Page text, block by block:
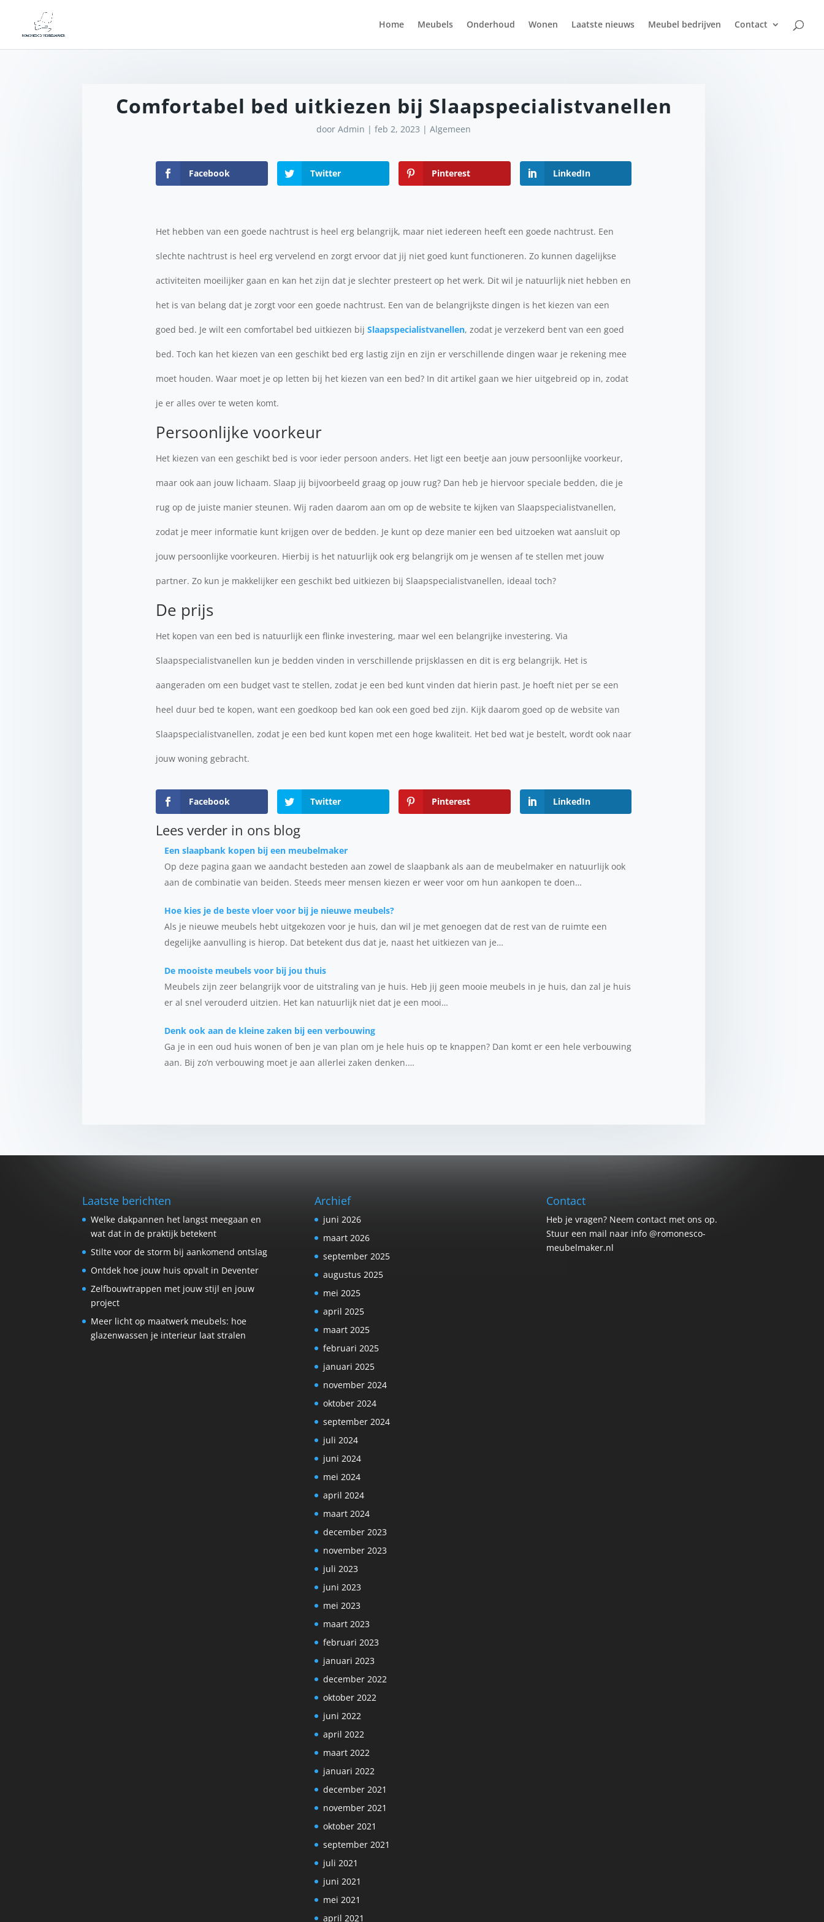
Home Meubels Onderhoud Wonen Laatste nieuws Meubel bedrijven Contact
Comfortabel bed uitkiezen bij Slaapspecialistvanellen
doorAdmin |feb 2, 2023 |Algemeen
Facebook Twitter Pinterest LinkedIn
Het hebben van een goede nachtrust is heel erg belangrijk, maar niet iedereen heeft een goede nachtrust. Een
slechte nachtrust is heel erg vervelend en zorgt ervoor dat jij niet goed kunt functioneren. Zo kunnen dagelijkse
activiteiten moeilijker gaan en kan het zijn dat je slechter presteert op het werk. Dit wil je natuurlijk niet hebben en
het is van belang dat je zorgt voor een goede nachtrust. Een van de belangrijkste dingen is het kiezen van een
goed bed. Je wilt een comfortabel bed uitkiezen bijSlaapspecialistvanellen, zodat je verzekerd bent van een goed
bed. Toch kan het kiezen van een geschikt bed erg lastig zijn en zijn er verschillende dingen waar je rekening mee
moet houden. Waar moet je op letten bij het kiezen van een bed? In dit artikel gaan we hier uitgebreid op in, zodat
je er alles over te weten komt.
Persoonlijke voorkeur
Het kiezen van een geschikt bed is voor ieder persoon anders. Het ligt een beetje aan jouw persoonlijke voorkeur,
maar ook aan jouw lichaam. Slaap jij bijvoorbeeld graag op jouw rug? Dan heb je hiervoor speciale bedden, die je
rug op de juiste manier steunen. Wij raden daarom aan om op de website te kijken van Slaapspecialistvanellen,
zodat je meer informatie kunt krijgen over de bedden. Je kunt op deze manier een bed uitzoeken wat aansluit op
jouw persoonlijke voorkeuren. Hierbij is het natuurlijk ook erg belangrijk om je wensen af te stellen met jouw
partner. Zo kun je makkelijker een geschikt bed uitkiezen bij Slaapspecialistvanellen, ideaal toch?
De prijs
Het kopen van een bed is natuurlijk een flinke investering, maar wel een belangrijke investering. Via
Slaapspecialistvanellen kun je bedden vinden in verschillende prijsklassen en dit is erg belangrijk. Het is
aangeraden om een budget vast te stellen, zodat je een bed kunt vinden dat hierin past. Je hoeft niet per se een
heel duur bed te kopen, want een goedkoop bed kan ook een goed bed zijn. Kijk daarom goed op de website van
Slaapspecialistvanellen, zodat je een bed kunt kopen met een hoge kwaliteit. Het bed wat je bestelt, wordt ook naar
jouw woning gebracht.
Facebook Twitter Pinterest LinkedIn
Lees verder in ons blog
Een slaapbank kopen bij een meubelmaker
Op deze pagina gaan we aandacht besteden aan zowel de slaapbank als aan de meubelmaker en natuurlijk ook
aan de combinatie van beiden. Steeds meer mensen kiezen er weer voor om hun aankopen te doen…
Hoe kies je de beste vloer voor bij je nieuwe meubels?
Als je nieuwe meubels hebt uitgekozen voor je huis, dan wil je met genoegen dat de rest van de ruimte een
degelijke aanvulling is hierop. Dat betekent dus dat je, naast het uitkiezen van je…
De mooiste meubels voor bij jou thuis
Meubels zijn zeer belangrijk voor de uitstraling van je huis. Heb jij geen mooie meubels in je huis, dan zal je huis
er al snel verouderd uitzien. Het kan natuurlijk niet dat je een mooi…
Denk ook aan de kleine zaken bij een verbouwing
Ga je in een oud huis wonen of ben je van plan om je hele huis op te knappen? Dan komt er een hele verbouwing
aan. Bij zo’n verbouwing moet je aan allerlei zaken denken.…
Laatste berichten
Welke dakpannen het langst meegaan en
wat dat in de praktijk betekent
Stilte voor de storm bij aankomend ontslag
Ontdek hoe jouw huis opvalt in Deventer
Zelfbouwtrappen met jouw stijl en jouw
project
Meer licht op maatwerk meubels: hoe
glazenwassen je interieur laat stralen
Archief
juni 2026
maart 2026
september 2025
augustus 2025
mei 2025
april 2025
maart 2025
februari 2025
januari 2025
november 2024
oktober 2024
september 2024
juli 2024
juni 2024
mei 2024
april 2024
maart 2024
december 2023
november 2023
juli 2023
juni 2023
mei 2023
maart 2023
februari 2023
januari 2023
december 2022
oktober 2022
juni 2022
april 2022
maart 2022
januari 2022
december 2021
november 2021
oktober 2021
september 2021
juli 2021
juni 2021
mei 2021
april 2021
Contact
Heb je vragen? Neem contact met ons op.
Stuur een mail naar info @romonesco-
meubelmaker.nl